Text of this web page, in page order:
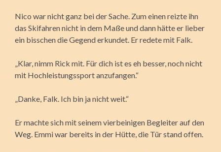
Nico war nicht ganz bei der Sache. Zum einen reizte ihn
das Skifahren nicht in dem Maße und dann hätte er lieber
ein bisschen die Gegend erkundet. Er redete mit Falk.
„Klar, nimm Rick mit. Für dich ist es eh besser, noch nicht
mit Hochleistungssport anzufangen.“
„Danke, Falk. Ich bin ja nicht weit.“
Er machte sich mit seinem vierbeinigen Begleiter auf den
Weg. Emmi war bereits in der Hütte, die Tür stand offen.